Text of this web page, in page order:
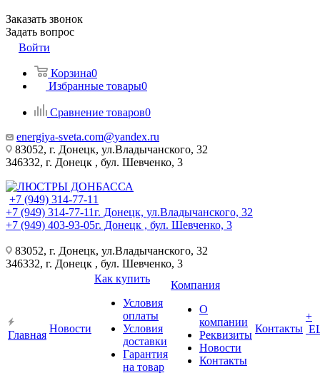
Заказать звонок
Задать вопрос
Войти
Корзина0
Избранные товары0
Сравнение товаров0
energiya-sveta.com@yandex.ru
83052, г. Донецк, ул.Владычанского, 32
346332, г. Донецк , бул. Шевченко, 3
+7 (949) 314-77-11
+7 (949) 314-77-11г. Донецк, ул.Владычанского, 32
+7 (949) 403-93-05г. Донецк , бул. Шевченко, 3
83052, г. Донецк, ул.Владычанского, 32
346332, г. Донецк , бул. Шевченко, 3
Главная
Новости
Как купить
Условия
оплаты
Условия
доставки
Гарантия
на товар
Компания
О
компании
Реквизиты
Новости
Контакты
Контакты
+